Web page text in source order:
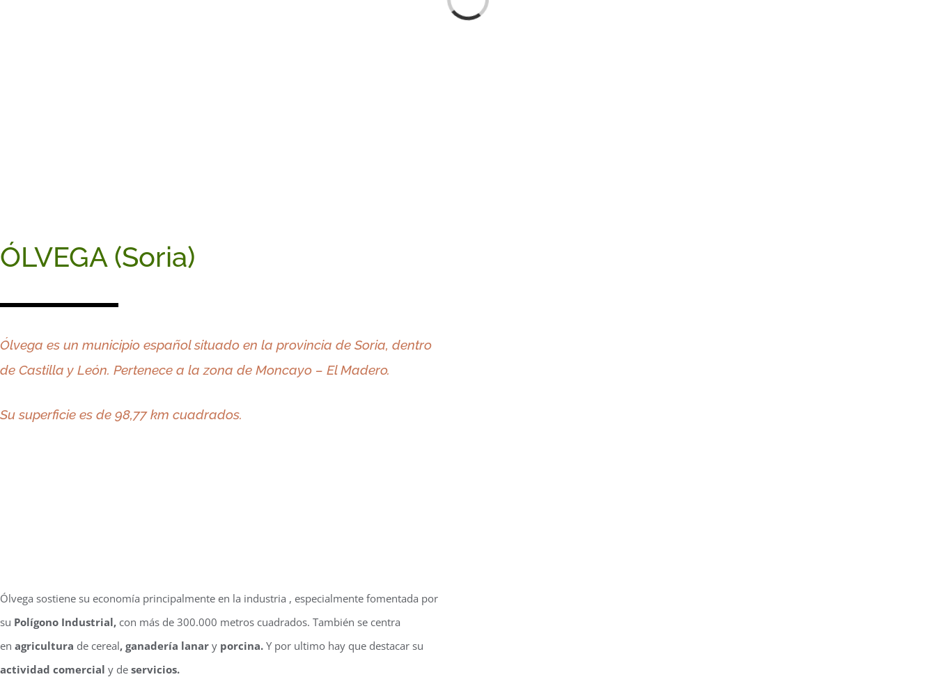
ÓLVEGA (Soria)
Ólvega es un municipio español situado en la provincia de Soria, dentro
de Castilla y León. Pertenece a la zona de Moncayo – El Madero.
Su superficie es de 98,77 km cuadrados.
Ólvega sostiene su economía principalmente en la industria , especialmente fomentada por
su Polígono Industrial, con más de 300.000 metros cuadrados. También se centra
en agricultura de cereal, ganadería lanar y porcina. Y por ultimo hay que destacar su
actividad comercial y de servicios.